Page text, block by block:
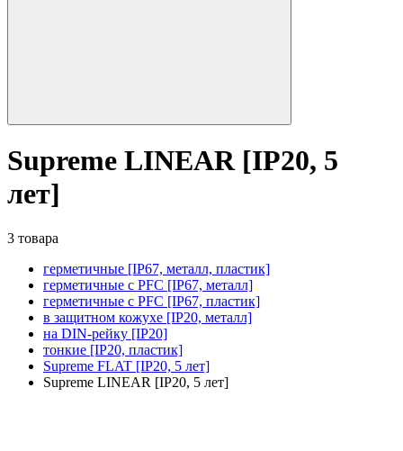
Supreme LINEAR [IP20, 5
лет]
3 товара
герметичные [IP67, металл, пластик]
герметичные с PFC [IP67, металл]
герметичные с PFC [IP67, пластик]
в защитном кожухе [IP20, металл]
на DIN-рейку [IP20]
тонкие [IP20, пластик]
Supreme FLAT [IP20, 5 лет]
Supreme LINEAR [IP20, 5 лет]